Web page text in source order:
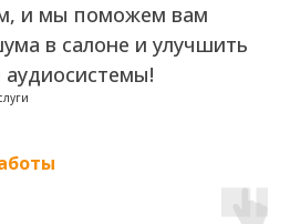
и мы поможем вам
в салоне и улучшить
аудиосистемы!